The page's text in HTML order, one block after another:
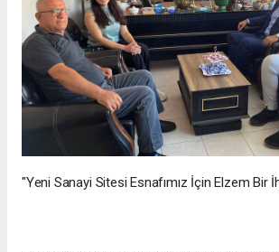
"Yeni Sanayi Sitesi Esnafımız İçin Elzem Bir